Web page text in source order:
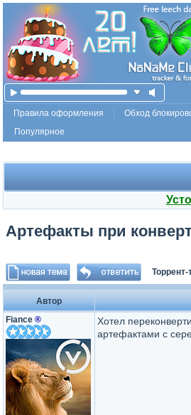
Правила оформления
Обход
Популярное
Артефакты при
Торрент-
Автор
Fiance ®
Хотел
артефактами с